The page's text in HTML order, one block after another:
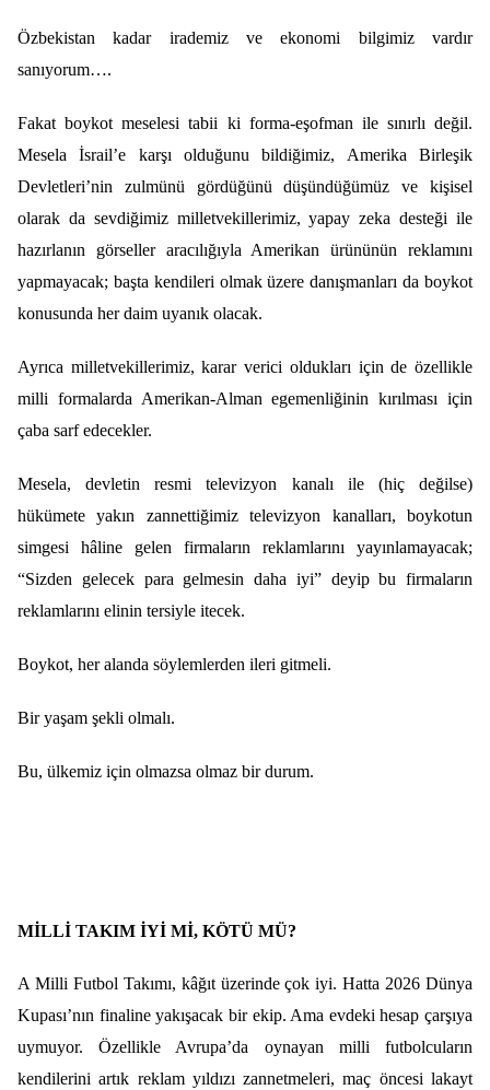
Özbekistan kadar irademiz ve ekonomi bilgimiz vardır
sanıyorum….
Fakat boykot meselesi tabii ki forma-eşofman ile sınırlı değil.
Mesela İsrail’e karşı olduğunu bildiğimiz, Amerika Birleşik
Devletleri’nin zulmünü gördüğünü düşündüğümüz ve kişisel
olarak da sevdiğimiz milletvekillerimiz, yapay zeka desteği ile
hazırlanın görseller aracılığıyla Amerikan ürününün reklamını
yapmayacak; başta kendileri olmak üzere danışmanları da boykot
konusunda her daim uyanık olacak.
Ayrıca milletvekillerimiz, karar verici oldukları için de özellikle
milli formalarda Amerikan-Alman egemenliğinin kırılması için
çaba sarf edecekler.
Mesela, devletin resmi televizyon kanalı ile (hiç değilse)
hükümete yakın zannettiğimiz televizyon kanalları, boykotun
simgesi hâline gelen firmaların reklamlarını yayınlamayacak;
“Sizden gelecek para gelmesin daha iyi” deyip bu firmaların
reklamlarını elinin tersiyle itecek.
Boykot, her alanda söylemlerden ileri gitmeli.
Bir yaşam şekli olmalı.
Bu, ülkemiz için olmazsa olmaz bir durum.
MİLLİ TAKIM İYİ Mİ, KÖTÜ MÜ?
A Milli Futbol Takımı, kâğıt üzerinde çok iyi. Hatta 2026 Dünya
Kupası’nın finaline yakışacak bir ekip. Ama evdeki hesap çarşıya
uymuyor. Özellikle Avrupa’da oynayan milli futbolcuların
kendilerini artık reklam yıldızı zannetmeleri, maç öncesi lakayt